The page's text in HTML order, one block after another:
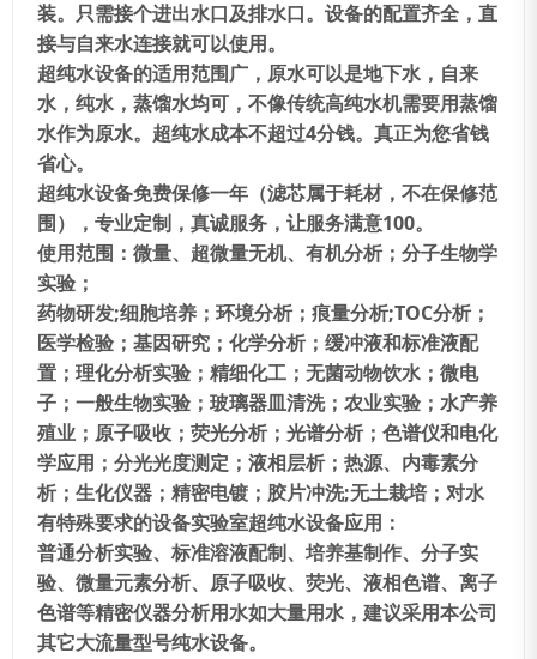
装。只需接个进出水口及排水口。设备的配置齐全 ， 直
接与自来水连接就可以使用。
超纯水设备的适用范围广 ， 原水可以是地下水 ， 自来
水 ， 纯水 ， 蒸馏水均可 ， 不像传统高纯水机需要用蒸馏
水作为原水。超纯水成本不超过4分钱。真正为您省钱
省心。
超纯水设备免费保修一年 （滤芯属于耗材， 不在保修范
围）， 专业定制 ， 真诚服务 ， 让服务满意100。
使用范围 ： 微量、超微量无机、有机分析 ； 分子生物学
实验 ；
药物研发;细胞培养 ； 环境分析 ； 痕量分析;TOC分析 ；
医学检验 ； 基因研究 ； 化学分析 ； 缓冲液和标准液配
置 ； 理化分析实验 ； 精细化工 ； 无菌动物饮水 ； 微电
子 ； 一般生物实验 ； 玻璃器皿清洗； 农业实验 ； 水产养
殖业 ； 原子吸收 ； 荧光分析 ； 光谱分析 ； 色谱仪和电化
学应用 ； 分光光度测定 ； 液相层析 ； 热源、内毒素分
析 ； 生化仪器 ； 精密电镀 ； 胶片冲洗;无土栽培； 对水
有特殊要求的设备实验室超纯水设备应用 ：
普通分析实验、标准溶液配制、培养基制作、分子实
验、微量元素分析、原子吸收、荧光、液相色谱、离子
色谱等精密仪器分析用水如大量用水 ， 建议采用本公司
其它大流量型号纯水设备。